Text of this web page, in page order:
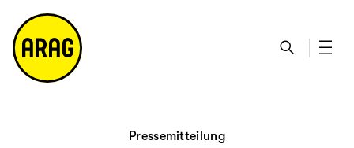
h
e
ta
k
ts
ei
te
e
m
a
p
Pressemitteilung